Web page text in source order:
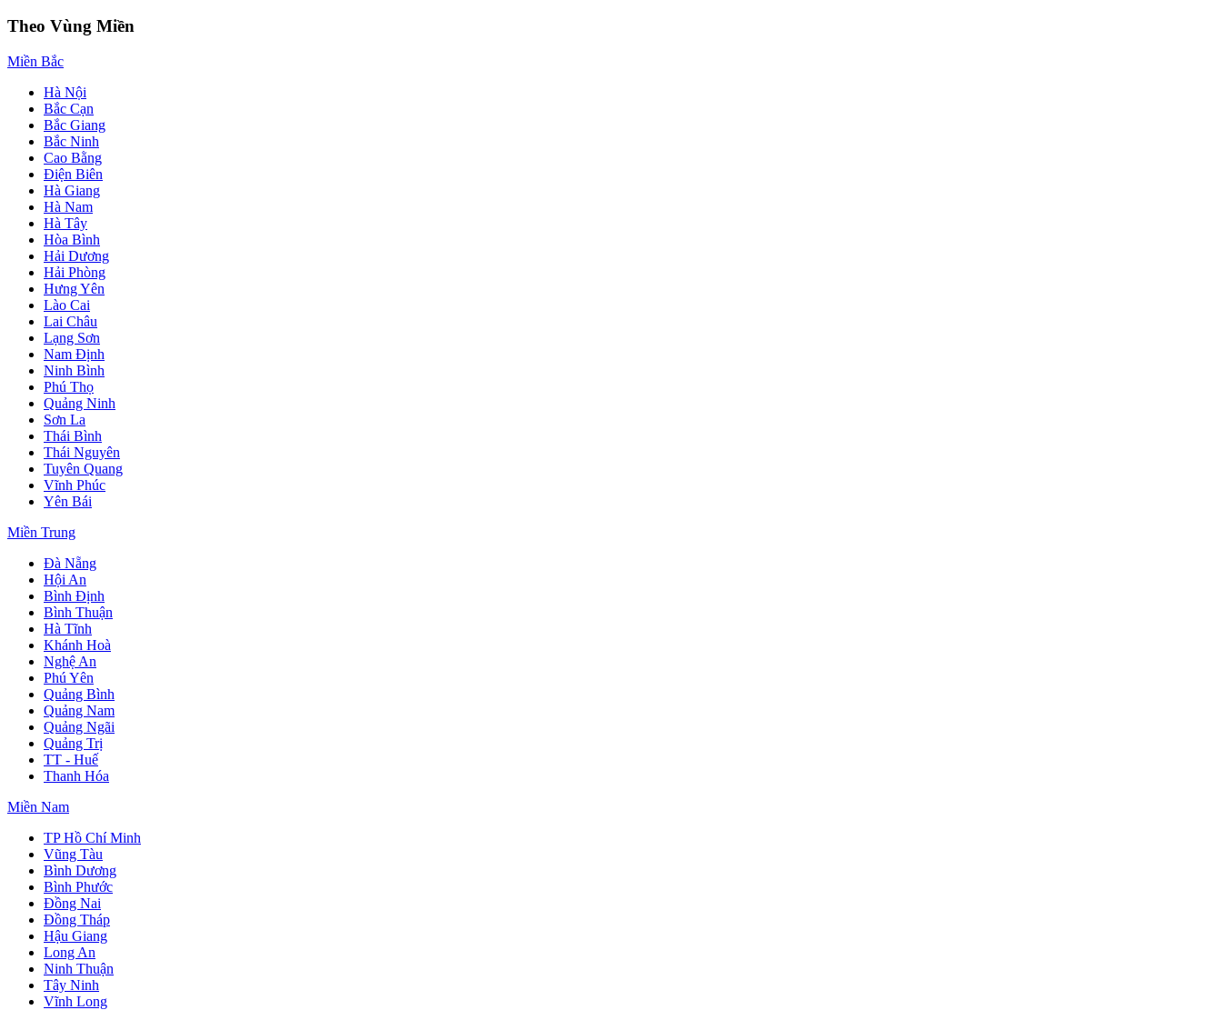
Theo Vùng Miền
Miền Bắc
Hà Nội
Bắc Cạn
Bắc Giang
Bắc Ninh
Cao Bằng
Điện Biên
Hà Giang
Hà Nam
Hà Tây
Hòa Bình
Hải Dương
Hải Phòng
Hưng Yên
Lào Cai
Lai Châu
Lạng Sơn
Nam Định
Ninh Bình
Phú Thọ
Quảng Ninh
Sơn La
Thái Bình
Thái Nguyên
Tuyên Quang
Vĩnh Phúc
Yên Bái
Miền Trung
Đà Nẵng
Hội An
Bình Định
Bình Thuận
Hà Tĩnh
Khánh Hoà
Nghệ An
Phú Yên
Quảng Bình
Quảng Nam
Quảng Ngãi
Quảng Trị
TT - Huế
Thanh Hóa
Miền Nam
TP Hồ Chí Minh
Vũng Tàu
Bình Dương
Bình Phước
Đồng Nai
Đồng Tháp
Hậu Giang
Long An
Ninh Thuận
Tây Ninh
Vĩnh Long